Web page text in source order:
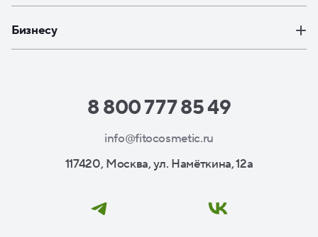
Бизнесу
8 800 777 85 49
info@fitocosmetic.ru
117420, Москва, ул. Намёткина, 12а